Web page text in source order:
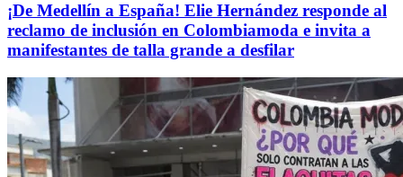
¡De Medellín a España! Elie Hernández responde al
reclamo de inclusión en Colombiamoda e invita a
manifestantes de talla grande a desfilar